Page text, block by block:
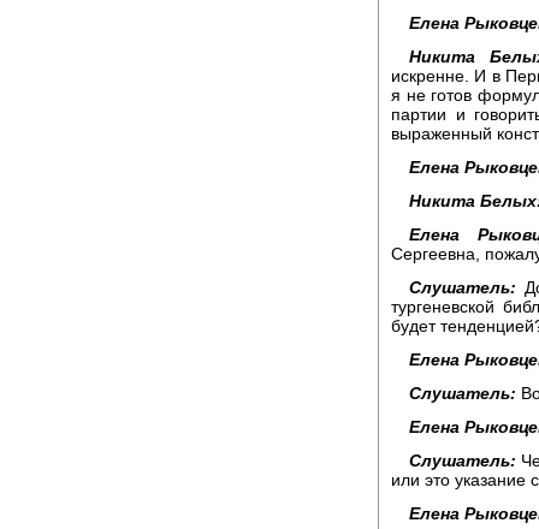
Елена
Никита
искренне. И в
я не готов
партии и
выраженный
Елена
Никита
Елена
Сергеевна,
Слушатель:
тургеневской
будет
Елена
Слушатель:
Елена
Слушатель:
или это указание
Елена